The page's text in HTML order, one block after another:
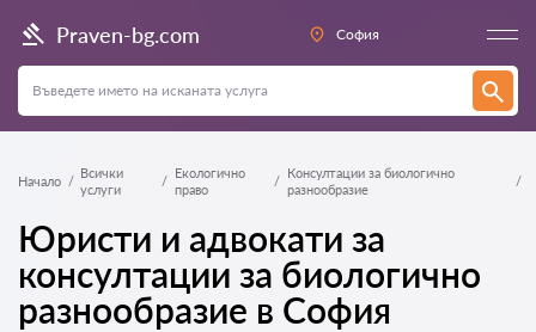
Praven-bg.com София
Начало
Всички
услуги
Екологично
право
Консултации за биологично
разнообразие
Юристи и адвокати за
консултации за биологично
разнообразие в София